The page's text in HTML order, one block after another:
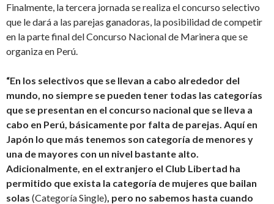
Finalmente, la tercera jornada se realiza el concurso selectivo
que le dará a las parejas ganadoras, la posibilidad de competir
en la parte final del Concurso Nacional de Marinera que se
organiza en Perú.
“En los selectivos que se llevan a cabo alrededor del
mundo, no siempre se pueden tener todas las categorías
que se presentan en el concurso nacional que se lleva a
cabo en Perú, básicamente por falta de parejas. Aquí en
Japón lo que más tenemos son categoría de menores y
una de mayores con un nivel bastante alto.
Adicionalmente, en el extranjero el Club Libertad ha
permitido que exista la categoría de mujeres que bailan
solas (Categoría Single) , pero no sabemos hasta cuando